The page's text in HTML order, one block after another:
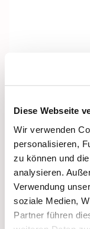
Diese Webseite
Wir verwenden
personalisieren,
zu können und
analysieren.
Verwendung
soziale Medien,
Partner führen